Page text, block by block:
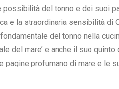
del tonno e dei suoi
e la straordinaria sensibilità di
del tonno nella
del mare’ e anche il suo
profumano di mare e le